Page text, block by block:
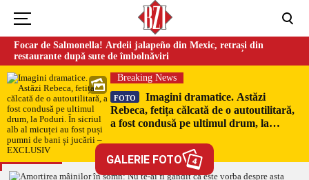
Focar de Salmonella! Ardeii jalapeño din Mexic, retrași din
restaurante după sute de îmbolnăviri
Breaking News
FOTO
Imagini dramatice. Astăzi
Rebeca, fetița călcată de o autoutilitară,
a fost condusă pe ultimul drum, la
puși pumni de bani și jucării –
EXCLUSIV
GALERIE FOTO 4